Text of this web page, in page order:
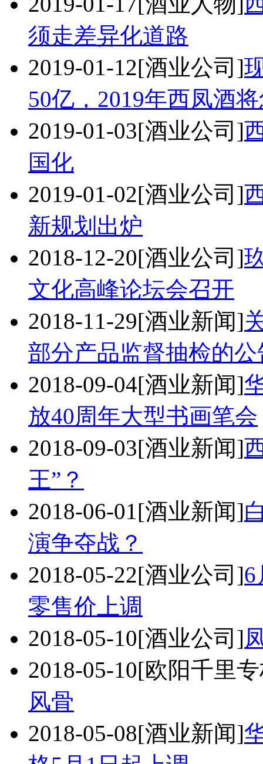
须走差异化道路
2019-01-12[酒业公司]
50亿，2019年西凤酒
2019-01-03[酒业公司]
国化
2019-01-02[酒业公司]
新规划出炉
2018-12-20[酒业公司]
文化高峰论坛会召开
2018-11-29[酒业新闻]
部分产品监督抽检的公
2018-09-04[酒业新闻]
放40周年大型书画笔会
2018-09-03[酒业新闻]
王”？
2018-06-01[酒业新闻]
演争夺战？
2018-05-22[酒业公司]6
零售价上调
2018-05-10[酒业公司]
2018-05-10[欧阳千里
风骨
2018-05-08[酒业新闻]